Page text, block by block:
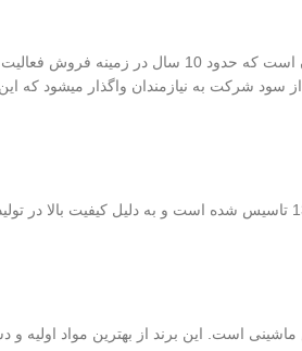
شرکت فرش آرشین یکی از بهترین برندهای تولید کننده فرش ماشینی
سود شرکت به نیازمندان واگذار میشود که
نگین مشهد یکی از بزرگ ترین تولید کننده فرش ماشینی است که در سال 1371 تاسیس شده